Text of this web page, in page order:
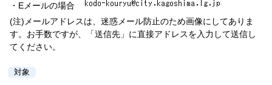
・Eメールの場合
(注)メールアドレスは、迷惑メール防止のため画像にしてありま
す。お手数ですが、「送信先」に直接アドレスを入力して送信し
てください。
対象